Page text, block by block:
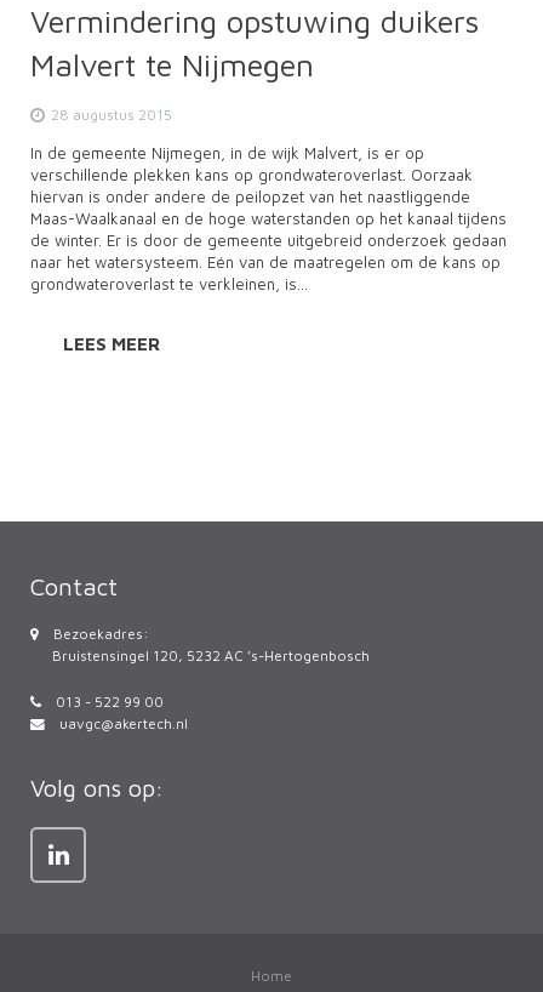
Vermindering opstuwing duikers
Malvert te Nijmegen
28 augustus 2015
In de gemeente Nijmegen, in de wijk Malvert, is er op
verschillende plekken kans op grondwateroverlast. Oorzaak
hiervan is onder andere de peilopzet van het naastliggende
Maas-Waalkanaal en de hoge waterstanden op het kanaal tijdens
de winter. Er is door de gemeente uitgebreid onderzoek gedaan
naar het watersysteem. Eén van de maatregelen om de kans op
grondwateroverlast te verkleinen, is…
LEES MEER
Contact
Bezoekadres:
Bruistensingel 120, 5232 AC ’s-Hertogenbosch
013 - 522 99 00
uavgc@akertech.nl
Volg ons op:
Home